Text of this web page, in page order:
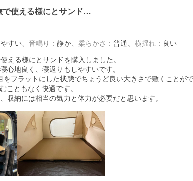
で使える様にとサンド…
やすい、 音鳴り ： 静か、 柔らかさ ： 普通 、 横揺れ ： 良い
える様にとサンドを購入しました。
心地良く、寝返りもしやすいです。
をフラットにした状態でちょうど良い大きさで敷くこと
こともなく快適です。
収納には相当の気力と体力が必要だと思います。